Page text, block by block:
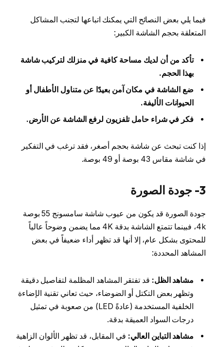
فيما يلي بعض النصائح التي يمكنك اتباعها لتجنب المشاكل
المتعلقة بحجم الشاشة الكبير:
تأكد من أن لديك مساحة كافية في منزلك لتركيب شاشة
بهذا الحجم.
ضع الشاشة في مكان آمن بعيدًا عن متناول الأطفال أو
الحيوانات الأليفة.
فكر في شراء حامل تلفزيون لرفع الشاشة عن الأرض.
إذا كنت تبحث عن شاشة بحجم أصغر، فقد ترغب في التفكير
في شاشة مقاس 43 بوصة أو 49 بوصة.
3- جودة الصورة
جودة الصورة قد يكون من عيوب شاشة سامسونج 55 بوصة
4k، فبينما تتمتع الشاشة بدقة 4K مما يضمن وضوحاً عالياً
للمحتوى بشكل عام، إلا أنها قد تظهر أداء ضعيفاً في بعض
المشاهد المحددة:
مشاهد الظل: قد تفتقر المشاهد المظلمة لتفاصيل دقيقة
وتظهر بعض التكتل أو الضوضاء، حيث تعاني تقنية الإضاءة
الخلفية المستخدمة (عادةً LED) من صعوبة في تمثيل
درجات السواد العميقة بدقة.
مشاهد التباين العالي: في المقابل، قد تظهر الألوان الزاهية